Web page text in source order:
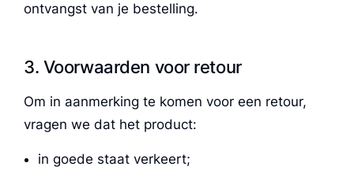
ontvangst van je bestelling.
3. Voorwaarden voor retour
Om in aanmerking te komen voor een retour,
vragen we dat het product:
in goede staat verkeert;